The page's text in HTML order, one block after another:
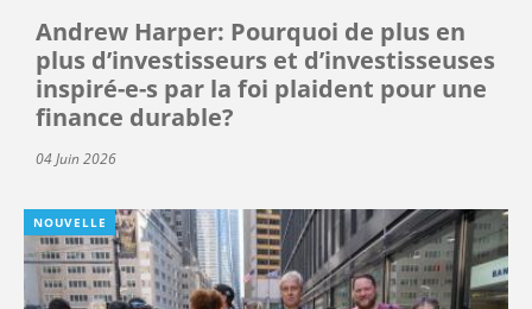
Andrew Harper: Pourquoi de plus en
plus d’investisseurs et d’investisseuses
inspiré-e-s par la foi plaident pour une
finance durable?
04 Juin 2026
NOUVELLE